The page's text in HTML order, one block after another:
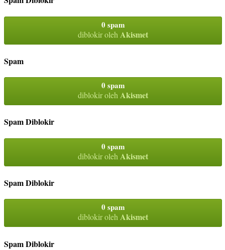
0 spam
diblokir oleh Akismet
Spam
0 spam
diblokir olehAkismet
Spam Diblokir
0 spam
diblokir oleh Akismet
Spam Diblokir
0 spam
diblokir olehAkismet
Spam Diblokir